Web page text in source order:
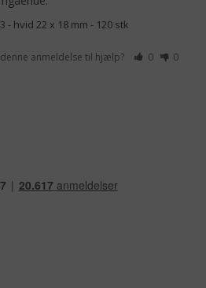
hvid 22 x 18 mm - 120 stk
anmeldelse til hjælp? 0 0